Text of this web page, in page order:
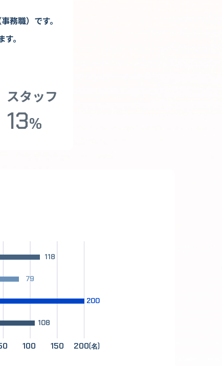
務職）です。
。
スタッフ
13%
100 150 200(名)
108
200
79
118